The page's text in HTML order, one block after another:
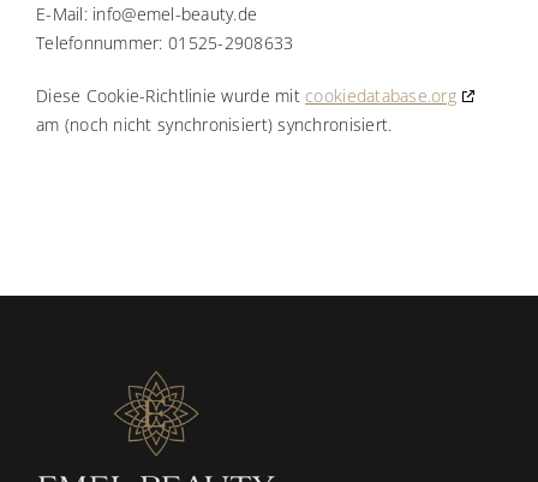
E-Mail: ed.ytuaeb-leme@ofni
Telefonnummer: 01525-2908633
Diese Cookie-Richtlinie wurde mit cookiedatabase.org
am (noch nicht synchronisiert) synchronisiert.